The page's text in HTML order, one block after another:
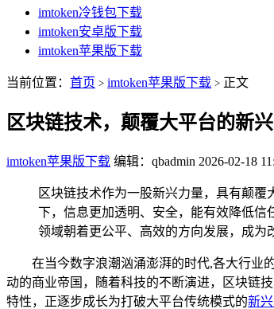
imtoken冷钱包下载
imtoken安卓版下载
imtoken苹果版下载
当前位置： 首页 > imtoken苹果版下载 > 正文
区块链技术，颠覆大平台的新
imtoken苹果版下载 编辑：qbadmin 2026-02-18
区块链技术作为一股新兴力量，具有颠覆
下，信息更加透明、安全，能有效降低
领域朝着更公平、高效的方向发展，成为
在当今数字浪潮汹涌澎湃的时代,各大行业
动的商业帝国，随着科技的不断演进，区块链
特性，正逐步成长为打破大平台传统模式的新